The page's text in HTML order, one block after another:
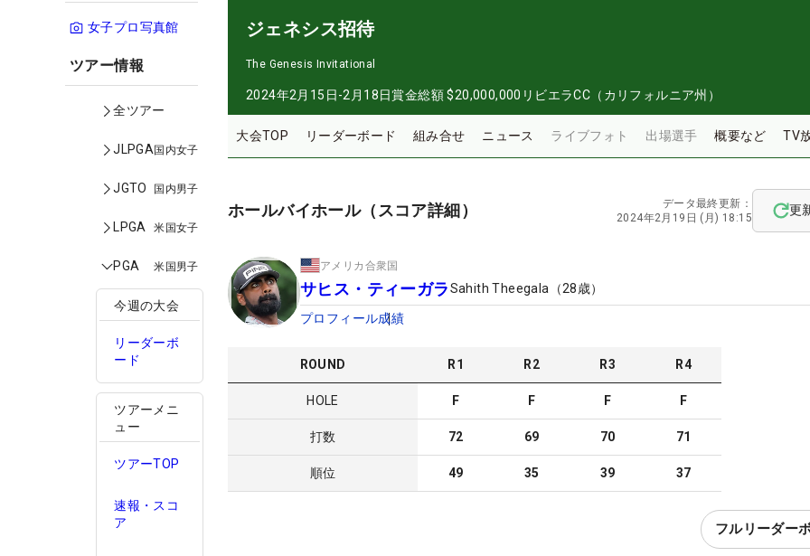
女子プロ写真館
ツアー情報
全ツアー
JLPGA国内女子
JGTO 国内男子
LPGA 米国女子
PGA 米国男子
今週の大会
リーダーボ
ード
ツアーメニ
ュー
ツアーTOP
速報・スコ
ア
ジェネシス招待
The Genesis Invitational
2024年2月15日-2月18日賞金総額 $20,000,000 リビエラCC（カリフォルニア州）
大会TOP リーダーボード 組み合せ ニュース ライブフォト 出場選手 概要など TV
ホールバイホール（スコア詳細）
データ最終更新：
2024年2月19日 (月) 18:15
更
アメリカ合衆国
サヒス・ティーガラSahith Theegala （28歳）
プロフィール成績
ROUND R1 R2 R3 R4
HOLE F F F F
打数 72 69 70 71
順位 49 35 39 37
フルリーダー